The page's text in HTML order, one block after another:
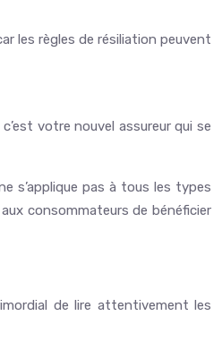
les règles de résiliation peuvent
votre nouvel assureur qui se
s’applique pas à tous les types
consommateurs de bénéficier
de lire attentivement les